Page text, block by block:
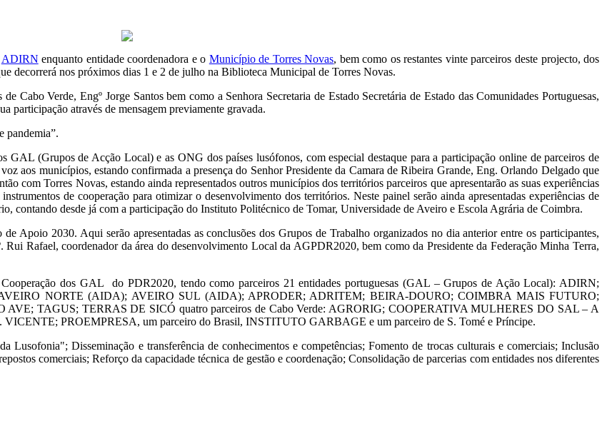
ADIRN enquanto entidade coordenadora e o Município de Torres Novas, bem como os restantes vinte parceiros deste projecto, dos
nos próximos dias 1 e 2 de julho na Biblioteca Municipal de Torres Novas.
Cabo Verde, Engº Jorge Santos bem como a Senhora Secretaria de Estado Secretária de Estado das Comunidades Portuguesas,
participação através de mensagem previamente gravada.
pandemia”.
GAL (Grupos de Acção Local) e as ONG dos países lusófonos, com especial destaque para a participação online de parceiros de
aos municípios, estando confirmada a presença do Senhor Presidente da Camara de Ribeira Grande, Eng. Orlando Delgado que
com Torres Novas, estando ainda representados outros municípios dos territórios parceiros que apresentarão as suas experiências
de cooperação para otimizar o desenvolvimento dos territórios. Neste painel serão ainda apresentadas experiências de
contando desde já com a participação do Instituto Politécnico de Tomar, Universidade de Aveiro e Escola Agrária de Coimbra.
Apoio 2030. Aqui serão apresentadas as conclusões dos Grupos de Trabalho organizados no dia anterior entre os participantes,
Rui Rafael, coordenador da área do desenvolvimento Local da AGPDR2020, bem como da Presidente da Federação Minha Terra,
dos GAL do PDR2020, tendo como parceiros 21 entidades portuguesas (GAL – Grupos de Ação Local): ADIRN;
NORTE (AIDA); AVEIRO SUL (AIDA); APRODER; ADRITEM; BEIRA-DOURO; COIMBRA MAIS FUTURO;
TAGUS; TERRAS DE SICÓ quatro parceiros de Cabo Verde: AGRORIG; COOPERATIVA MULHERES DO SAL – A
PROEMPRESA, um parceiro do Brasil, INSTITUTO GARBAGE e um parceiro de S. Tomé e Príncipe.
Lusofonia"; Disseminação e transferência de conhecimentos e competências; Fomento de trocas culturais e comerciais; Inclusão
comerciais; Reforço da capacidade técnica de gestão e coordenação; Consolidação de parcerias com entidades nos diferentes